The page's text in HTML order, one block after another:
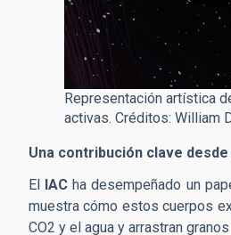
Representación artística
activas. Créditos: William
Una contribución clave desde
El IAC ha desempeñado un
muestra cómo estos cuerpos
CO2 y el agua y arrastran